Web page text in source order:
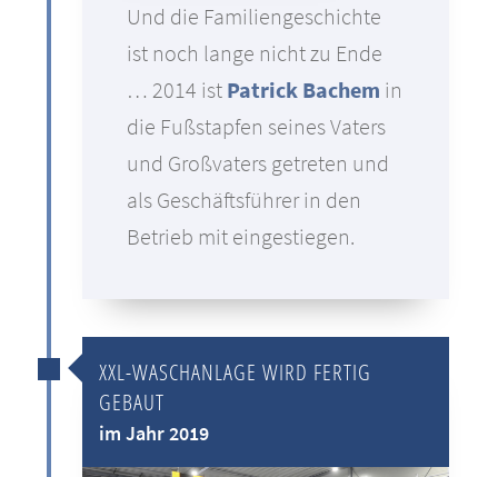
Und die Familiengeschichte
ist noch lange nicht zu Ende
… 2014 ist Patrick Bachem in
die Fußstapfen seines Vaters
und Großvaters getreten und
als Geschäftsführer in den
Betrieb mit eingestiegen.
XXL-WASCHANLAGE WIRD FERTIG
GEBAUT
im Jahr 2019